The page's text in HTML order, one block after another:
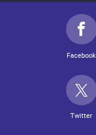
Facebook
Twitter